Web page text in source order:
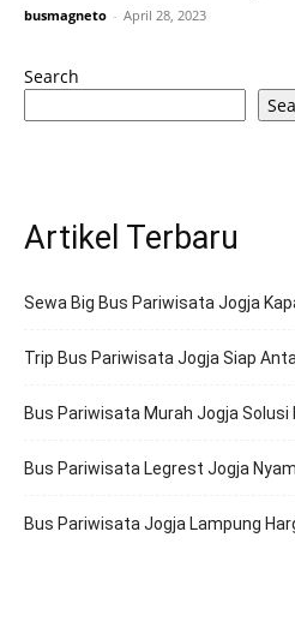
busmagneto - April 28, 2023
Search
Artikel Terbaru
Sewa Big Bus Pariwisata Jogja
Trip Bus Pariwisata Jogja Siap
Bus Pariwisata Murah Jogja
Bus Pariwisata Legrest Jogja
Bus Pariwisata Jogja Lampung